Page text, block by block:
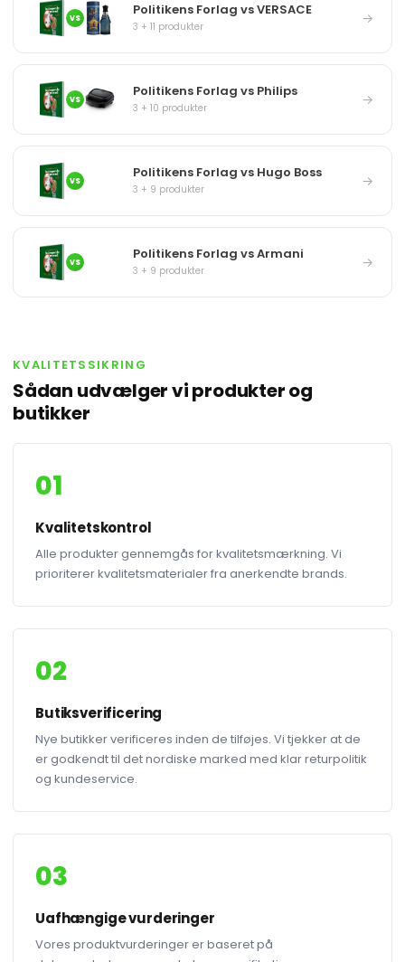
VS Politikens Forlag vs VERSACE
3 + 11 produkter →
VS Politikens Forlag vs Philips
3 + 10 produkter →
VS Politikens Forlag vs Hugo Boss
3 + 9 produkter →
VS Politikens Forlag vs Armani
3 + 9 produkter →
KVALITETSSIKRING
Sådan udvælger vi produkter og
butikker
01
Kvalitetskontrol
Alle produkter gennemgås for kvalitetsmærkning. Vi
prioriterer kvalitetsmaterialer fra anerkendte brands.
02
Butiksverificering
Nye butikker verificeres inden de tilføjes. Vi tjekker at de
er godkendt til det nordiske marked med klar returpolitik
og kundeservice.
03
Uafhængige vurderinger
Vores produktvurderinger er baseret på